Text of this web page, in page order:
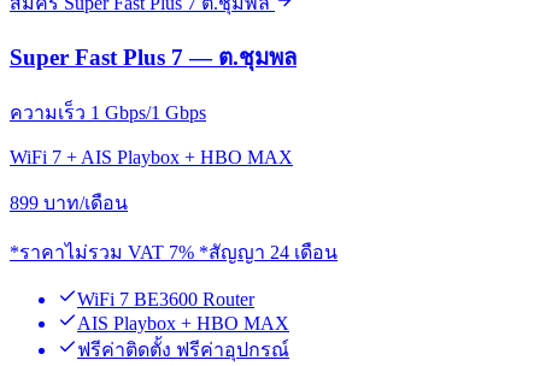
Super Fast Plus 7 — ต.ชุมพล
ความเร็ว 1 Gbps/1 Gbps
WiFi 7 + AIS Playbox + HBO MAX
899 บาท/เดือน
*ราคาไม่รวม VAT 7% *สัญญา 24 เดือน
WiFi 7 BE3600 Router
AIS Playbox + HBO MAX
ฟรีค่าติดตั้ง ฟรีค่าอุปกรณ์